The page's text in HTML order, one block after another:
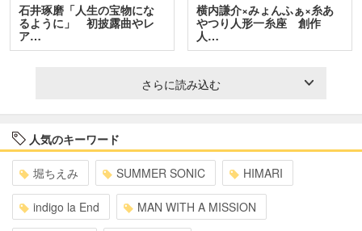
石井琢磨「人生の宝物にな
るように」 初披露曲やレ
ア…
横内謙介×みょんふぁ×糸あ
やつり人形一糸座 創作
人…
さらに読み込む
人気のキーワード
堀ちえみ SUMMER SONIC HIMARI
indigo la End MAN WITH A MISSION